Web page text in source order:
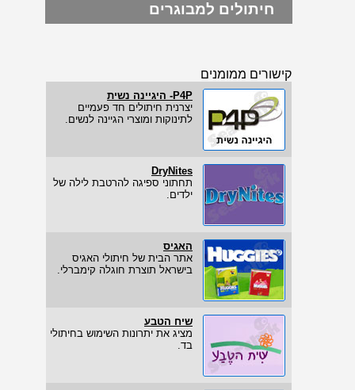
חיתולים למבוגרים
קישורים ממומנים
P4P- היגיינה נשית
יצרנית חיתולים חד פעמיים
לתינוקות ומוצרי הגיינה לנשים.
DryNites
תחתוני ספיגה להרטבת לילה של
ילדים.
האגיס
אתר הבית של חיתולי האגיס
בישראל תוצרת חוגלה קימברלי.
שיח הטבע
מציג את יתרונות השימוש בחיתולי
בד.